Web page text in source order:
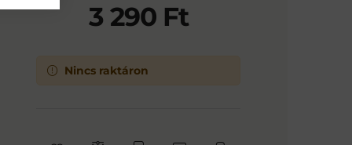
3 290Ft
Nincs raktáron